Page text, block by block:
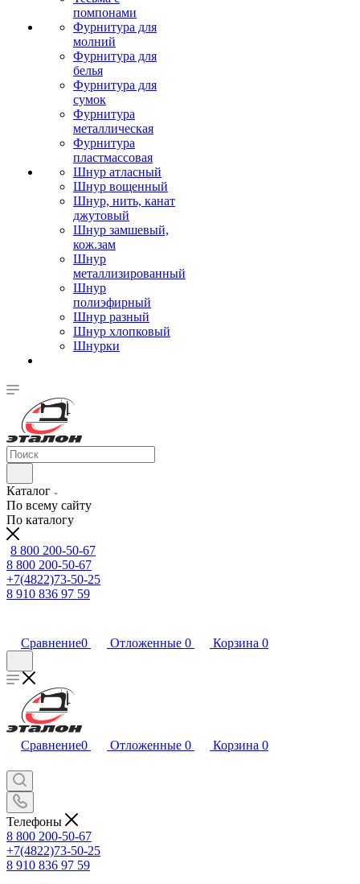
помпонами
Фурнитура для
молний
Фурнитура для
белья
Фурнитура для
сумок
Фурнитура
металлическая
Фурнитура
пластмассовая
Шнур атласный
Шнур вощенный
Шнур, нить, канат
джутовый
Шнур замшевый,
кож.зам
Шнур
металлизированный
Шнур
полиэфирный
Шнур разный
Шнур хлопковый
Шнурки
Каталог
По всему сайту
По каталогу
8 800 200-50-67
8 800 200-50-67
+7(4822)73-50-25
8 910 836 97 59
Сравнение0 Отложенные 0 Корзина 0
Сравнение0 Отложенные 0 Корзина 0
Телефоны
8 800 200-50-67
+7(4822)73-50-25
8 910 836 97 59